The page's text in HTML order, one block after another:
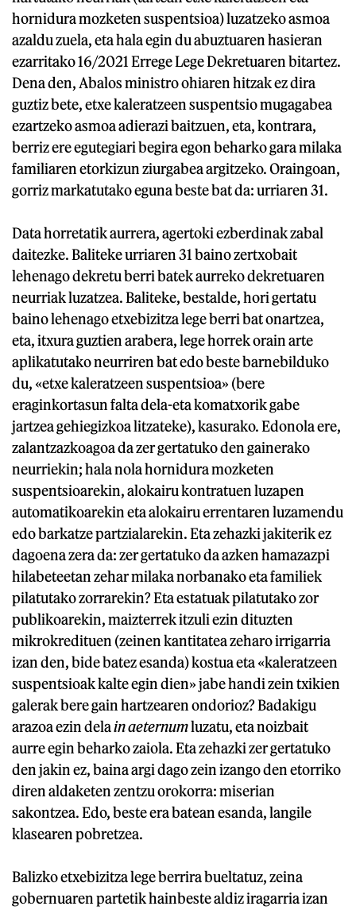
hornidura mozketen suspentsioa) luzatzeko asmoa
azaldu zuela, eta hala egin du abuztuaren hasieran
ezarritako 16/2021 Errege Lege Dekretuaren bitartez.
Dena den, Abalos ministro ohiaren hitzak ez dira
guztiz bete, etxe kaleratzeen suspentsio mugagabea
ezartzeko asmoa adierazi baitzuen, eta, kontrara,
berriz ere egutegiari begira egon beharko gara milaka
familiaren etorkizun ziurgabea argitzeko. Oraingoan,
gorriz markatutako eguna beste bat da: urriaren 31.
Data horretatik aurrera, agertoki ezberdinak zabal
daitezke. Baliteke urriaren 31 baino zertxobait
lehenago dekretu berri batek aurreko dekretuaren
neurriak luzatzea. Baliteke, bestalde, hori gertatu
baino lehenago etxebizitza lege berri bat onartzea,
eta, itxura guztien arabera, lege horrek orain arte
aplikatutako neurriren bat edo beste barnebilduko
du, «etxe kaleratzeen suspentsioa» (bere
eraginkortasun falta dela-eta komatxorik gabe
jartzea gehiegizkoa litzateke), kasurako. Edonola ere,
zalantzazkoagoa da zer gertatuko den gainerako
neurriekin; hala nola hornidura mozketen
suspentsioarekin, alokairu kontratuen luzapen
automatikoarekin eta alokairu errentaren luzamendu
edo barkatze partzialarekin. Eta zehazki jakiterik ez
dagoena zera da: zer gertatuko da azken hamazazpi
hilabeteetan zehar milaka norbanako eta familiek
pilatutako zorrarekin? Eta estatuak pilatutako zor
publikoarekin, maizterrek itzuli ezin dituzten
mikrokredituen (zeinen kantitatea zeharo irrigarria
izan den, bide batez esanda) kostua eta «kaleratzeen
suspentsioak kalte egin dien» jabe handi zein txikien
galerak bere gain hartzearen ondorioz? Badakigu
arazoa ezin delain aeternumluzatu, eta noizbait
aurre egin beharko zaiola. Eta zehazki zer gertatuko
den jakin ez, baina argi dago zein izango den etorriko
diren aldaketen zentzu orokorra: miserian
sakontzea. Edo, beste era batean esanda, langile
klasearen pobretzea.
Balizko etxebizitza lege berrira bueltatuz, zeina
gobernuaren partetik hainbeste aldiz iragarria izan